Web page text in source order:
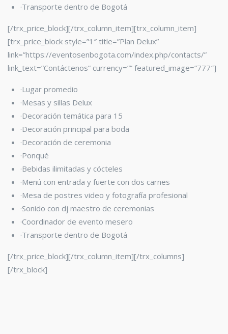
·Transporte dentro de Bogotá
[/trx_price_block][/trx_column_item][trx_column_item]
[trx_price_block style=”1″ title=”Plan Delux”
link=”https://eventosenbogota.com/index.php/contacts/”
link_text=”Contáctenos” currency=”” featured_image=”777″]
·Lugar promedio
·Mesas y sillas Delux
·Decoración temática para 15
·Decoración principal para boda
·Decoración de ceremonia
·Ponqué
·Bebidas ilimitadas y cócteles
·Menú con entrada y fuerte con dos carnes
·Mesa de postres video y fotografía profesional
·Sonido con dj maestro de ceremonias
·Coordinador de evento mesero
·Transporte dentro de Bogotá
[/trx_price_block][/trx_column_item][/trx_columns]
[/trx_block]